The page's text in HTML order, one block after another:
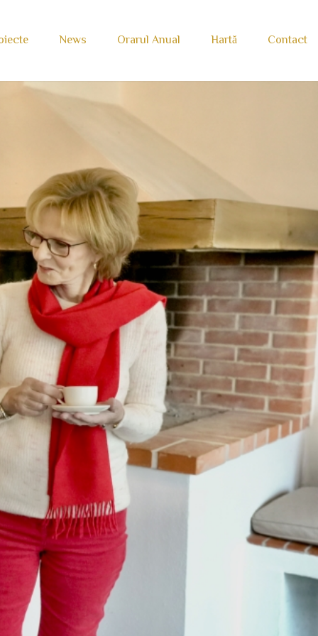
News Orarul Anual Hartă Contact